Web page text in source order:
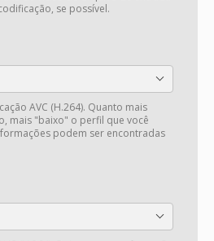
se possível.
AVC (H.264). Quanto mais
mais "baixo" o perfil que você
podem ser encontradas